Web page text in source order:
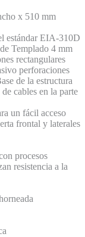
x 510 mm
estándar EIA-310D
Templado 4 mm
rectangulares
perforaciones
de la estructura
cables en la parte
un fácil acceso
frontal y laterales
procesos
resistencia a la